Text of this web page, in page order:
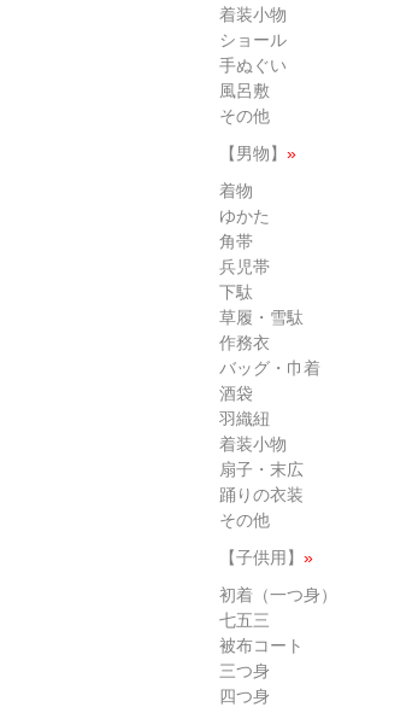
着装小物
ショール
手ぬぐい
風呂敷
その他
【男物】 »
着物
ゆかた
角帯
兵児帯
下駄
草履・雪駄
作務衣
バッグ・巾着
酒袋
羽織紐
着装小物
扇子・末広
踊りの衣装
その他
【子供用】 »
初着（一つ身）
七五三
被布コート
三つ身
四つ身